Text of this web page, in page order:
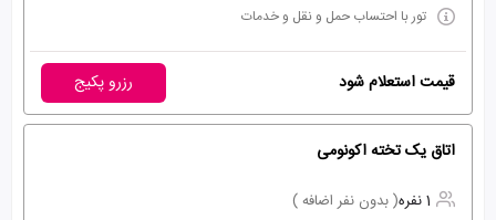
تور با احتساب حمل و نقل و خدمات
قیمت استعلام شود رزرو پکیج
اتاق یک تخته اکونومی
1 نفره
( بدون نفر اضافه )